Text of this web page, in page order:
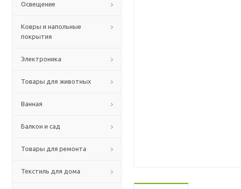
Освещение
Ковры и напольные
покрытия
Электроника
Товары для животных
Ванная
Балкон и сад
Товары для ремонта
Текстиль для дома